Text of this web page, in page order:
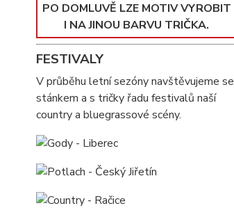
PO DOMLUVĚ LZE MOTIV VYROBIT
I NA JINOU BARVU TRIČKA.
FESTIVALY
V průběhu letní sezóny navštěvujeme se
stánkem a s tričky řadu festivalů naší
country a bluegrassové scény.